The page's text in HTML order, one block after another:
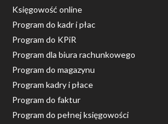
Księgowość online
Program do kadr i płac
Program do KPiR
Program dla biura rachunkowego
Program do magazynu
Program kadry i płace
Program do faktur
Program do pełnej księgowości